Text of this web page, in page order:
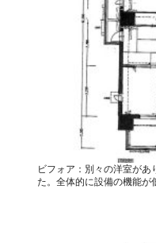
ビフォア：別々の洋室が
た。全体的に設備の機能が